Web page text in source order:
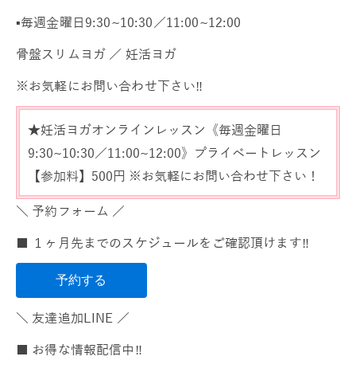
▪️毎週金曜日9:30~10:30／11:00~12:00
骨盤スリムヨガ ／ 妊活ヨガ
※お気軽にお問い合わせ下さい‼️
★妊活ヨガオンラインレッスン《毎週金曜日
9:30~10:30／11:00~12:00》プライベートレッスン
【参加料】500円 ※お気軽にお問い合わせ下さい！
＼ 予約フォーム ／
■ １ヶ月先までのスケジュールをご確認頂けます‼️
予約する
＼ 友達追加LINE ／
■ お得な情報配信中‼️